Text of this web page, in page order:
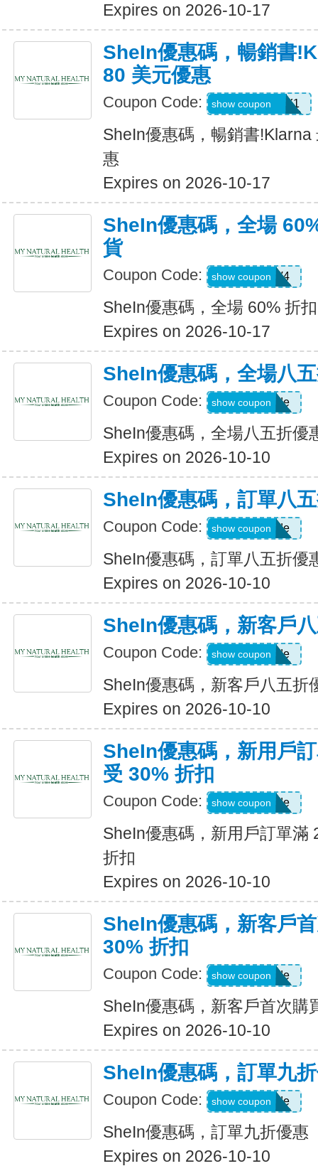
Expires on 2026-10-17
SheIn優惠碼，暢銷書
80 美元優惠
Coupon Code: KLARNAJULY1
show coupon
SheIn優惠碼，暢銷書
惠
Expires on 2026-10-17
SheIn優惠碼，全場
貨
Coupon Code: LS8V4
show coupon
SheIn優惠碼，全場 60% 折
Expires on 2026-10-17
SheIn優惠碼，全場八
Coupon Code: Show Code
show coupon
SheIn優惠碼，全場八五折優
Expires on 2026-10-10
SheIn優惠碼，訂單八
Coupon Code: Show Code
show coupon
SheIn優惠碼，訂單八五折優
Expires on 2026-10-10
SheIn優惠碼，新客戶
Coupon Code: Show Code
show coupon
SheIn優惠碼，新客戶八五折
Expires on 2026-10-10
SheIn優惠碼，新用戶
受 30% 折扣
Coupon Code: Show Code
show coupon
SheIn優惠碼，新用戶訂單滿
折扣
Expires on 2026-10-10
SheIn優惠碼，新客戶
30% 折扣
Coupon Code: Show Code
show coupon
SheIn優惠碼，新客戶首次購
Expires on 2026-10-10
SheIn優惠碼，訂單九
Coupon Code: Show Code
show coupon
SheIn優惠碼，訂單九折優惠
Expires on 2026-10-10